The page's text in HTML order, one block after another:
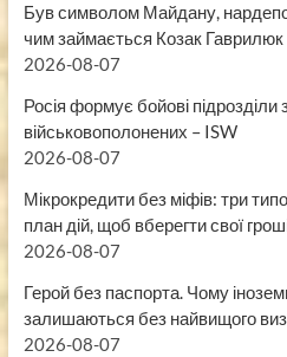
Був символом Майдану,
чим займається Козак Гаврилюк
2026-08-07
Росія формує бойові підрозділи
військовополонених – ISW
2026-08-07
Мікрокредити без міфів: три
план дій, щоб вберегти свої
2026-08-07
Герой без паспорта. Чому
залишаються без найвищого
2026-08-07